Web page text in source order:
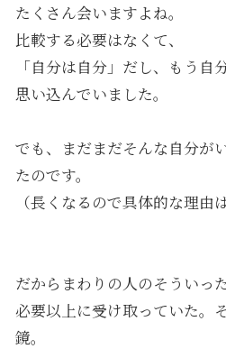
たくさん会いますよね。
比較する必要はなくて、
「自分は自分」だし、もう自
思い込んでいました。
でも、まだまだそんな自分が
たのです。
（長くなるので具体的な理由
だからまわりの人のそういっ
必要以上に受け取っていた。
鏡。